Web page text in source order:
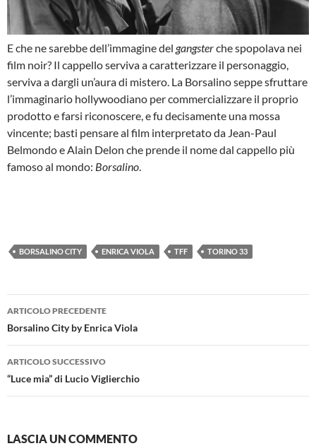
E che ne sarebbe dell’immagine del gangsterche spopolava nei
film noir? Il cappello serviva a caratterizzare il personaggio,
serviva a dargli un’aura di mistero. La Borsalino seppe sfruttare
l’immaginario hollywoodiano per commercializzare il proprio
prodotto e farsi riconoscere, e fu decisamente una mossa
vincente; basti pensare al film interpretato da Jean-Paul
Belmondo e Alain Delon che prende il nome dal cappello più
famoso al mondo: Borsalino
BORSALINO CITY ENRICA VIOLA TFF TORINO 33
Navigazione
articolo
ARTICOLO PRECEDENTE
Borsalino City by Enrica Viola
ARTICOLO SUCCESSIVO
“Luce mia” di Lucio Viglierchio
LASCIA UN COMMENTO